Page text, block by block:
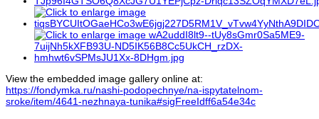
View the embedded image gallery online at:
https://fondymka.ru/nashi-podopechnye/na-ispytatelnom-
sroke/item/4641-nezhnaya-tunika#sigFreeIdff6a54e34c